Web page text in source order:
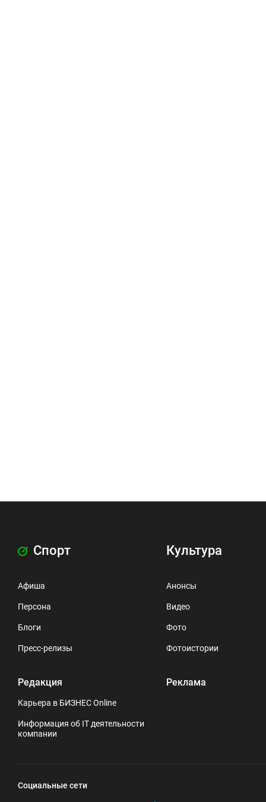
Спорт
Афиша
Персона
Блоги
Пресс-релизы
Редакция
Карьера в БИЗНЕС Online
Информация об IT деятельности
компании
Культура
Анонсы
Видео
Фото
Фотоистории
Реклама
Социальные сети